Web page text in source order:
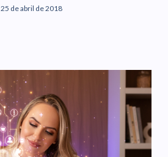
25 de abril de 2018